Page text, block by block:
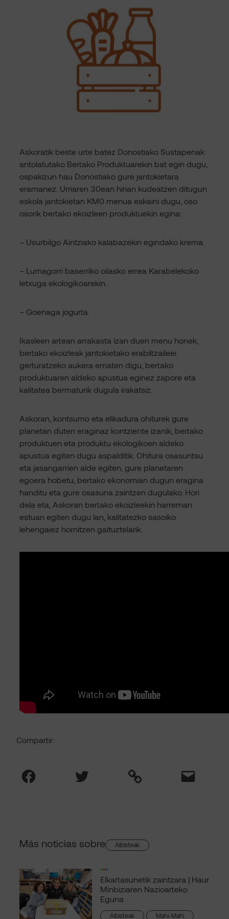
Compartir:
Facebook Twitter Link Mail
Askoratik beste urte batez Donostiako Sustapenak
antolatutako Bertako Produktuarekin bat egin dugu,
ospakizun hau Donostiako gure jantokietara
eramanez. Urriaren 30ean hirian kudeatzen ditugun
eskola jantokietan KM0 menua eskaini dugu, oso
osorik bertako ekoizleen produktuekin egina:
– Usurbilgo Aintziako kalabazekin egindako krema.
– Lumagorri baserriko oilasko errea Karabelekoko
letxuga ekologikoarekin.
– Goenaga jogurta.
Ikasleen artean arrakasta izan duen menu honek,
bertako ekoizleak jantokietako erabiltzaileei
gerturatzeko aukera ematen digu, bertako
produktuaren aldeko apustua eginez zapore eta
kalitatea bermaturik dugula irakatsiz.
Askoran, kontsumo eta elikadura ohiturek gure
planetan duten eraginaz kontziente izanik, bertako
produktuen eta produktu ekologikoen aldeko
apustua egiten dugu aspalditik. Ohitura osasuntsu
eta jasangarrien alde egiten, gure planetaren
egoera hobetu, bertako ekonomian dugun eragina
handitu eta gure osasuna zaintzen dugulako. Hori
dela eta, Askoran bertako ekoizleekin harreman
estuan egiten dugu lan, kalitatezko sasoiko
lehengaiez hornitzen gaituztelarik.
Más noticias sobre Albisteak
Elkartasunetik zaintzara | Haur
Minbiziaren Nazioarteko
Eguna
Albisteak Mahi-Mahi